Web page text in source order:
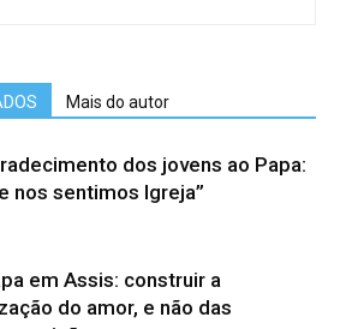
Mais do autor
dos jovens ao Papa:
nos sentimos Igreja”
em Assis: construir a
do amor, e não das